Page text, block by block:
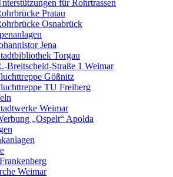
für Rohrtrassen
Pratau
Osnabrück
Jena
Torgau
Breitscheid-Straße 1 Weimar
Gößnitz
TU Freiberg
Weimar
„Ospelt“ Apolda
Weimar